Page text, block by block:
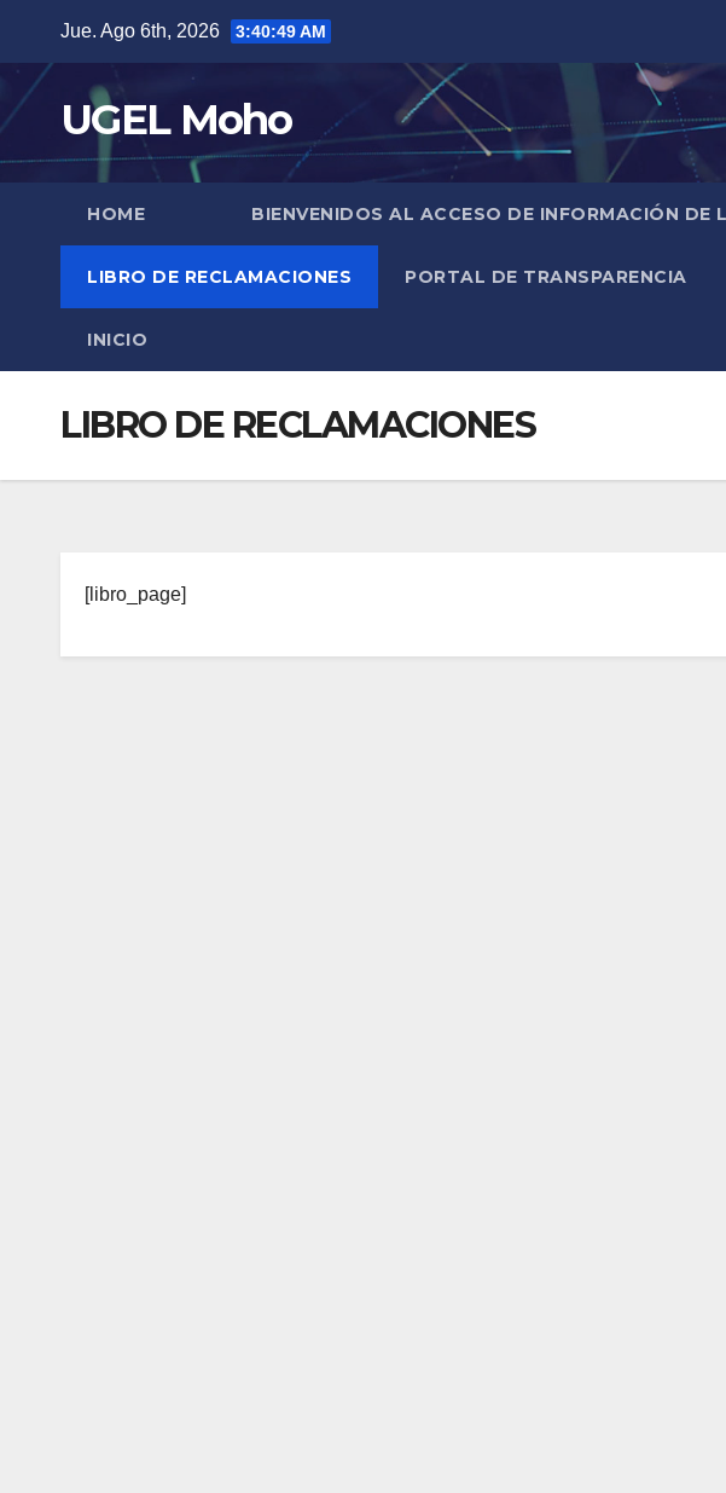
content
Jue. Ago 6th, 2026 3:40:50 AM
UGEL Moho
HOME BIENVENIDOS AL ACCESO DE INFORMACIÓN DE
LIBRO DE RECLAMACIONES PORTAL DE TRANSPARENCIA
INICIO
LIBRO DE RECLAMACIONES
[libro_page]